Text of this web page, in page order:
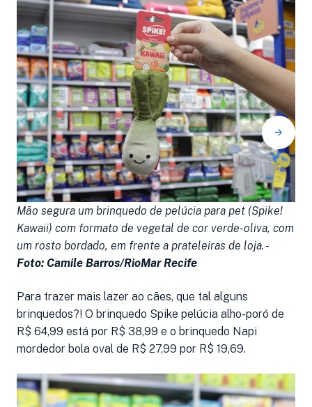
Mão segura um brinquedo de pelúcia para pet (Spike!
Kawaii) com formato de vegetal de cor verde-oliva, com
um rosto bordado, em frente a prateleiras de loja. -
Foto: Camile Barros/RioMar Recife
Para trazer mais lazer ao cães, que tal alguns
brinquedos?! O brinquedo Spike pelúcia alho-poró de
R$ 64,99 está por R$ 38,99 e o brinquedo Napi
mordedor bola oval de R$ 27,99 por R$ 19,69.